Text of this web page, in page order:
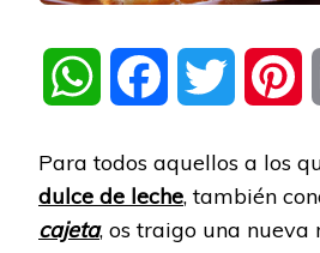
WhatsAppFacebook Twitter
Para todos aquellos a los
dulce de leche, también
cajeta, os traigo una nueva